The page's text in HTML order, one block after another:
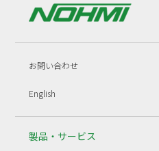
お問い合わせ
English
製品・サービス